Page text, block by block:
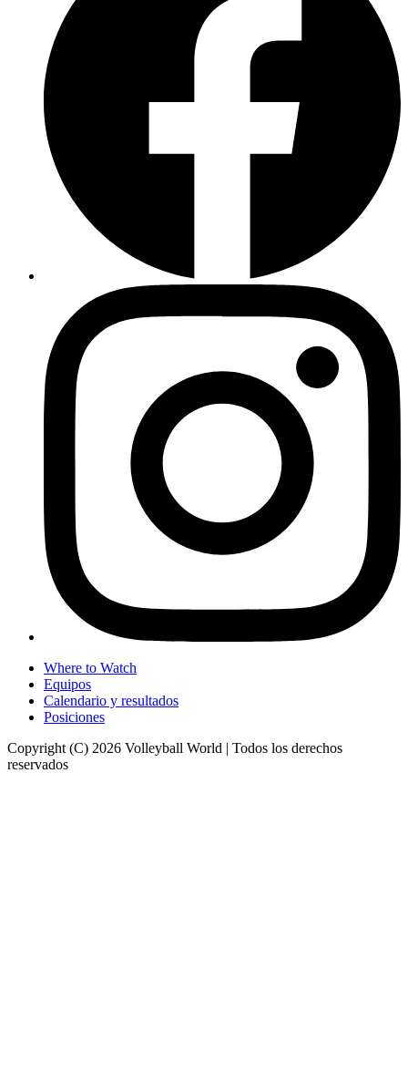
Where to Watch
Equipos
Calendario y resultados
Posiciones
Copyright (C) 2026 Volleyball World | Todos los derechos
reservados